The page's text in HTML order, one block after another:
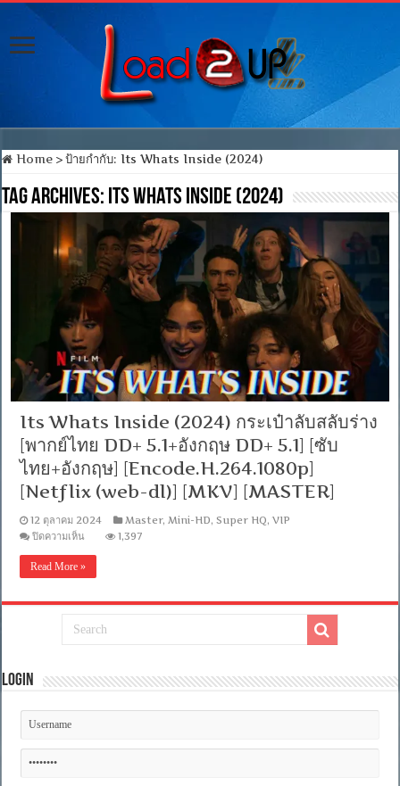
Home > ป้ายกำกับ:Its Whats Inside (2024)
Tag Archives: Its Whats Inside (2024)
Its Whats Inside (2024) กระเป๋าลับสลับร่าง
[พากย์ไทย DD+ 5.1+อังกฤษ DD+ 5.1] [ซับ
ไทย+อังกฤษ] [Encode.H.264.1080p]
[Netflix (web-dl)] [MKV] [MASTER]
12 ตุลาคม 2024 Master, Mini-HD,Super HQ,VIP
ปิดความเห็น
Inside
กระเป๋า
สลับ
ไทย
5.1+อังกฤษ
[ซับ
1,397
Read More »
Login